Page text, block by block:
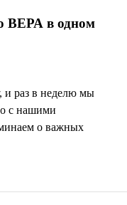
ВЕРА в одном
и раз в неделю мы
с нашими
о важных